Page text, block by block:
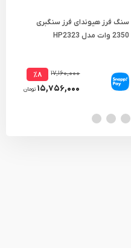
سنگ فرز هیوندای فرز سنگبری
2350 وات مدل HP2323
۱۷,۱۶۰,۰۰۰ ٪۸
۱۵,۷۵۶,۰۰۰ تومان